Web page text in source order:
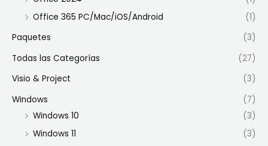
Office 365 PC/Mac/iOS/Android
(1)
Paquetes
(3)
Todas las Categorías
(27)
Visio & Project
(3)
Windows
(7)
Windows 10
(3)
Windows 11
(3)